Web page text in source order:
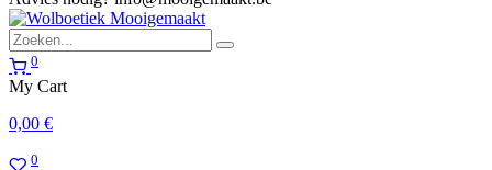
0
My Cart
0,00 €
0